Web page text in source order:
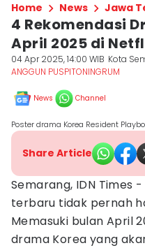
Home News Jawa
4 Rekomendasi
April 2025 di
04 Apr 2025, 14:00 WIB Kota
ANGGUN PUSPITONINGRUM
News Channel
Poster drama Korea Resident
Share Article
Semarang, IDN Times
terbaru tidak pernah
Memasuki bulan April
drama Korea yang